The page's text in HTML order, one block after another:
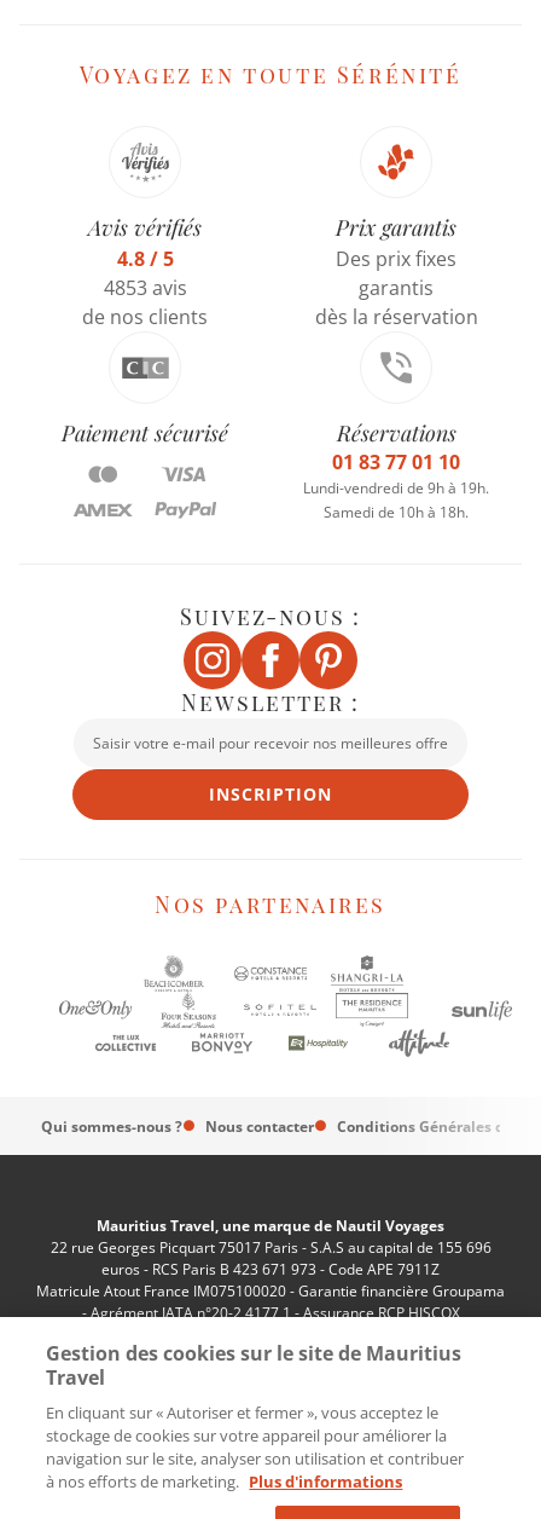
Voyagez en toute Sérénité
Avis vérifiés
4.8 / 5
4853 avis
de nos clients
Prix garantis
Des prix fixes
garantis
dès la réservation
Paiement sécurisé Réservations
01 83 77 01 10
Lundi-vendredi de 9h à 19h.
Samedi de 10h à 18h.
Suivez-nous :
Newsletter :
INSCRIPTION
Nos partenaires
Qui sommes-nous ? Nous contacter Conditions Générales de
Mauritius Travel, une marque de Nautil Voyages
22 rue Georges Picquart 75017 Paris - S.A.S au capital de 155 696
euros - RCS Paris B 423 671 973 - Code APE 7911Z
Matricule Atout France IM075100020 - Garantie financière Groupama
- Agrément IATA n°20-2 4177 1 - Assurance RCP HISCOX
Gestion des cookies sur le site de Mauritius
Travel
En cliquant sur « Autoriser et fermer », vous acceptez le
stockage de cookies sur votre appareil pour améliorer la
navigation sur le site, analyser son utilisation et contribuer
à nos efforts de marketing. Plus d'informations